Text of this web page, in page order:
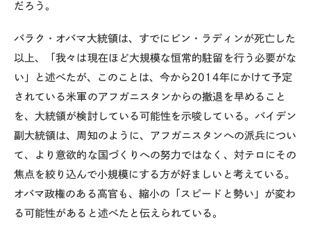
だろう。
バラク・オバマ大統領は、すでにビン・ラディンが死亡した
以上、「我々は現在ほど大規模な恒常的駐留を行う必要がな
い」と述べたが、このことは、今から2014年にかけて予定
されている米軍のアフガニスタンからの撤退を早めること
を、大統領が検討している可能性を示唆している。バイデン
副大統領は、周知のように、アフガニスタンへの派兵につい
て、より意欲的な国づくりへの努力ではなく、対テロにその
焦点を絞り込んで小規模にする方が好ましいと考えている。
オバマ政権のある高官も、縮小の「スピードと勢い」が変わ
る可能性があると述べたと伝えられている。